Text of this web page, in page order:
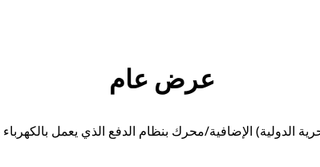
الأدوات
عرض عام